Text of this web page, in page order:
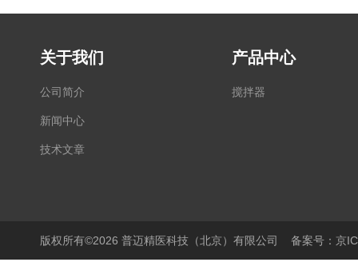
关于我们
公司简介
新闻中心
技术文章
产品中心
搅拌器
版权所有©2026 普迈精医科技（北京）有限公司 备案号：京